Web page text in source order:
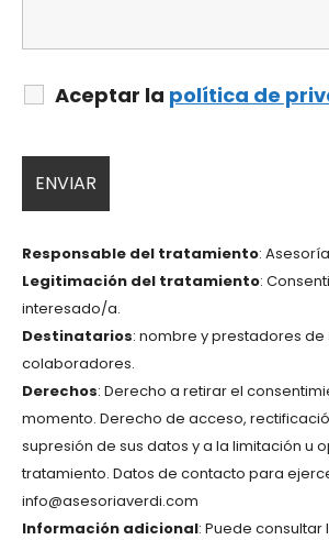
Aceptar la política de
Responsable del tratamiento:
Legitimación del tratamiento:
interesado/a.
Destinatarios: nombre y prestadores de
colaboradores.
Derechos: Derecho a retirar el
momento. Derecho de acceso,
supresión de sus datos y a la limitación u
tratamiento. Datos de contacto para
info@asesoriaverdi.com
Información adicional: Puede